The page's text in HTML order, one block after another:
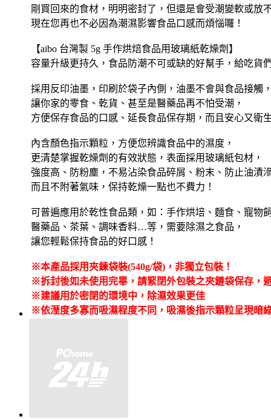
剛買回來的食材，明明密封了，但還是會受潮變軟或放
現在您再也不必因為潮濕影響食品口感而煩惱囉！
【aibo 台灣製 5g 手作烘焙食品用玻璃紙乾燥劑】
容量升級更持久，食品防潮不可或缺的好幫手，給吃貨
採用反印油墨，印刷於袋子內側，油墨不會與食品接觸
讓你家的零食、乾貨、甚至是醫藥品再不怕受潮，
方便保存食品的口感、延長食品保存期，而且安心又衛
內含顏色指示顆粒，方便您辨識食品中的濕度，
更清楚掌握乾燥劑的有效狀態，表面採用玻璃紙包材，
強度高、防粉塵，不易沾染食品碎屑、粉末、防止油漬
而且不附著氣味，保持乾燥一點也不費力！
可普遍應用於乾性食品類，如：手作烘培、麵食、寵物
醫藥品、茶葉、調味香料…等，需要除濕之食品，
讓您輕鬆保持食品的好口感！
※本產品採用夾鍊袋裝(540g/袋)，非獨立包裝！
※拆封後如未使用完畢，請緊閉外包裝之夾鏈袋保存，
※建議用於密閉的環境中，除濕效果更佳
※依溼度多寡而吸濕程度不同，吸濕後指示顆粒呈現暗